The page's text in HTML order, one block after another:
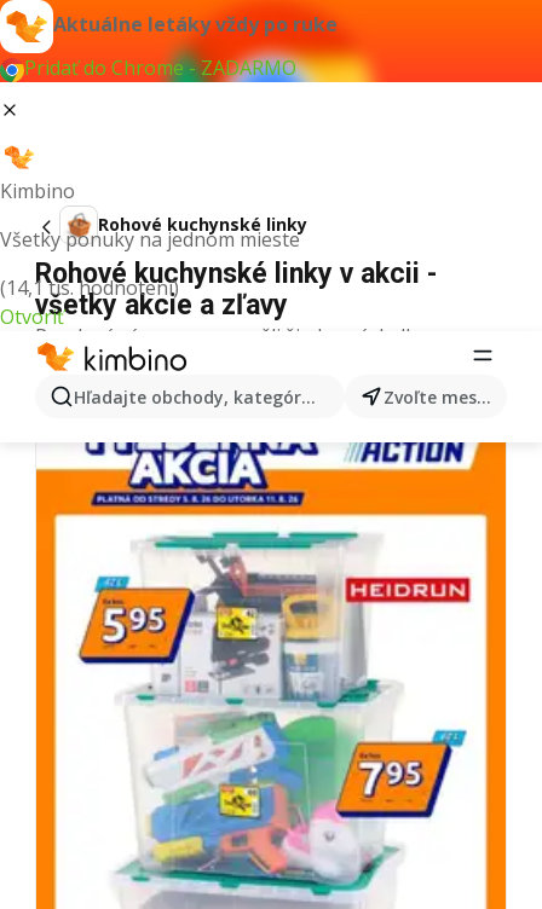
Aktuálne letáky vždy po ruke
Pridať do Chrome - ZADARMO
Kimbino
Všetky ponuky na jednom mieste
(14,1 tis. hodnotení)
Otvoriť
Hľadajte obchody, kategórie, produkty... Zvoľte mesto
Rohové kuchynské linky
Rohové kuchynské linky v akcii -
všetky akcie a zľavy
Pre daný výraz sme nenašli žiadne výsledky.
Ďalšie letáky z kategórie